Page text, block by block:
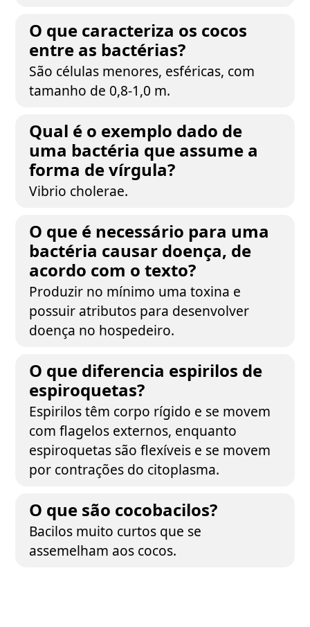
O que caracteriza os cocos
entre as bactérias?
São células menores, esféricas, com
tamanho de 0,8-1,0 m.
Qual é o exemplo dado de
uma bactéria que assume a
forma de vírgula?
Vibrio cholerae.
O que é necessário para uma
bactéria causar doença, de
acordo com o texto?
Produzir no mínimo uma toxina e
possuir atributos para desenvolver
doença no hospedeiro.
O que diferencia espirilos de
espiroquetas?
Espirilos têm corpo rígido e se movem
com flagelos externos, enquanto
espiroquetas são flexíveis e se movem
por contrações do citoplasma.
O que são cocobacilos?
Bacilos muito curtos que se
assemelham aos cocos.